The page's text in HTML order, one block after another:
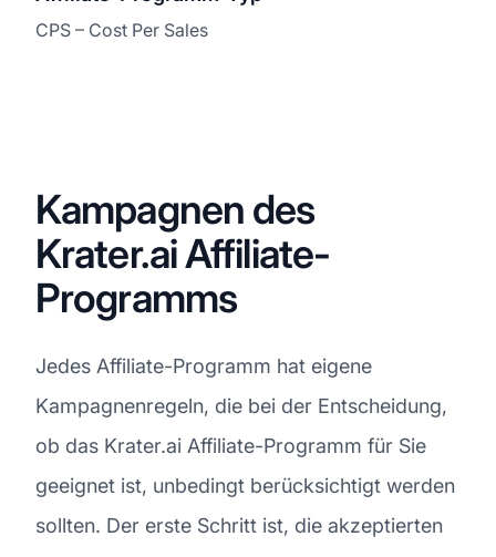
CPS – Cost Per Sales
Kampagnen des
Krater.ai Affiliate-
Programms
Jedes Affiliate-Programm hat eigene
Kampagnenregeln, die bei der Entscheidung,
ob das Krater.ai Affiliate-Programm für Sie
geeignet ist, unbedingt berücksichtigt werden
sollten. Der erste Schritt ist, die akzeptierten